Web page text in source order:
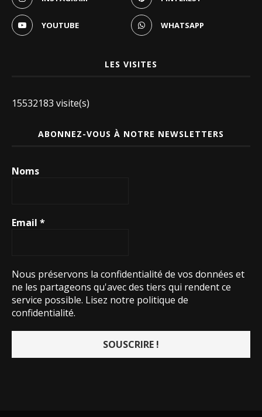
YOUTUBE WHATSAPP
LES VISITES
15532183 visite(s)
ABONNEZ-VOUS À NOTRE NEWSLETTERS
Noms
Email *
Nous préservons la confidentialité de vos données et
ne les partageons qu'avec des tiers qui rendent ce
service possible. Lisez notre politique de
confidentialité.